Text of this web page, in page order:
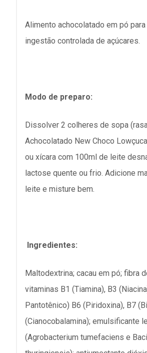
Alimento achocolatado em pó
ingestão controlada de açúcares.
Modo de preparo:
Dissolver 2 colheres de sopa
Achocolatado New Choco
ou xícara com 100ml de leite
lactose quente ou frio. Adicione
leite e misture bem.
Ingredientes:
Maltodextrina; cacau em pó; fibra
vitaminas B1 (Tiamina), B3
Pantotênico) B6 (Piridoxina), B7
(Cianocobalamina); emulsificante
(Agrobacterium tumefaciens e